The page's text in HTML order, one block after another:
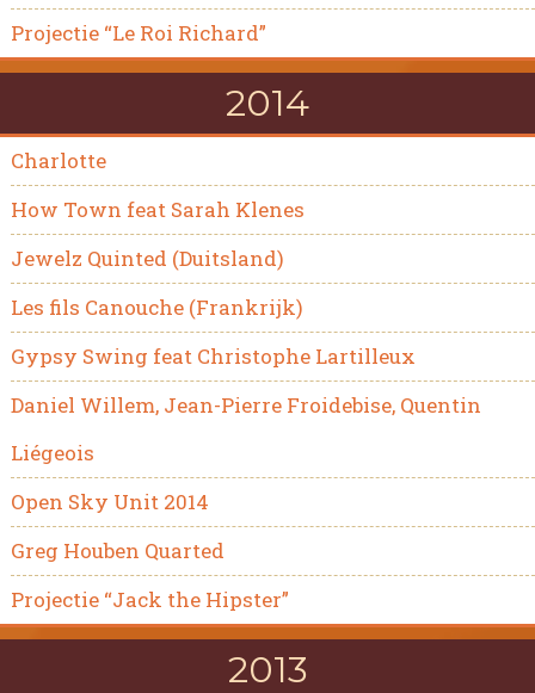
Projectie “Le Roi Richard”
2014
Charlotte
How Town feat Sarah Klenes
Jewelz Quinted (Duitsland)
Les fils Canouche (Frankrijk)
Gypsy Swing feat Christophe Lartilleux
Daniel Willem, Jean-Pierre Froidebise, Quentin
Liégeois
Open Sky Unit 2014
Greg Houben Quarted
Projectie “Jack the Hipster”
2013